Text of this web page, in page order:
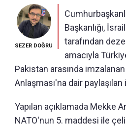
SEZER DOĞRU
Başkanlığı,
tarafından
amacıyla
Pakistan arasında
Anlaşması'na dair paylaşılan
Yapılan açıklamada Mekke
NATO'nun 5. maddesi ile